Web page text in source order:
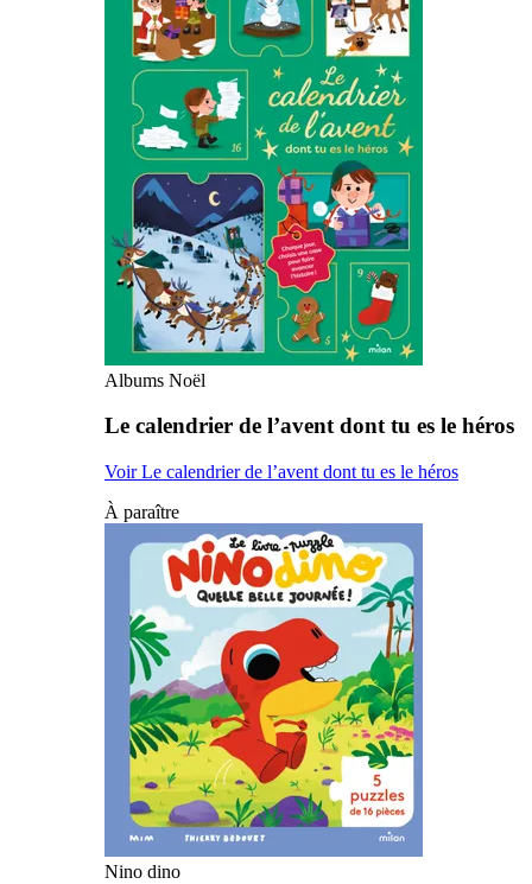
Albums Noël
Le calendrier de l’avent dont tu es le héros
Voir Le calendrier de l’avent dont tu es le héros
À paraître
Nino dino